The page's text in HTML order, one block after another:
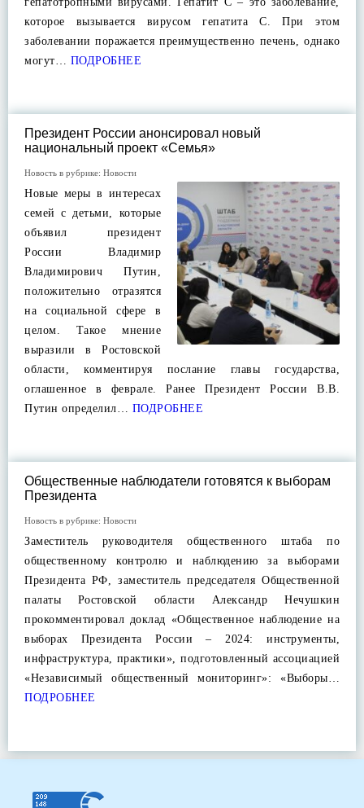
которое вызывается вирусом гепатита С. При этом
заболевании поражается преимущественно печень, однако
могут… ПОДРОБНЕЕ
Президент России анонсировал новый
национальный проект «Семья»
Новость в рубрике: Новости
Новые меры в интересах
семей с детьми, которые
объявил президент
России Владимир
Владимирович Путин,
положительно отразятся
на социальной сфере в
целом. Такое мнение
выразили в Ростовской
области, комментируя послание главы государства,
оглашенное в феврале. Ранее Президент России В.В.
Путин определил… ПОДРОБНЕЕ
Общественные наблюдатели готовятся к выборам
Президента
Новость в рубрике: Новости
Заместитель руководителя общественного штаба по
общественному контролю и наблюдению за выборами
Президента РФ, заместитель председателя Общественной
палаты Ростовской области Александр Нечушкин
прокомментировал доклад «Общественное наблюдение на
выборах Президента России – 2024: инструменты,
инфраструктура, практики», подготовленный ассоциацией
«Независимый общественный мониторинг»: «Выборы…
ПОДРОБНЕЕ